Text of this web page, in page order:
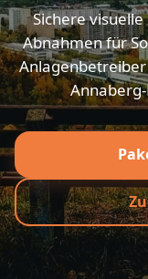
Sichere
Abnahmen für